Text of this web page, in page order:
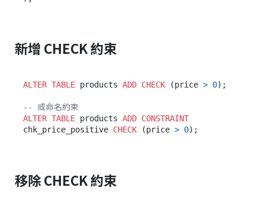
新增 CHECK 約束
ALTER TABLE products ADD CHECK (price > 0);
-- 或命名約束
ALTER TABLE products ADD CONSTRAINT
chk_price_positive CHECK (price > 0
移除 CHECK 約束